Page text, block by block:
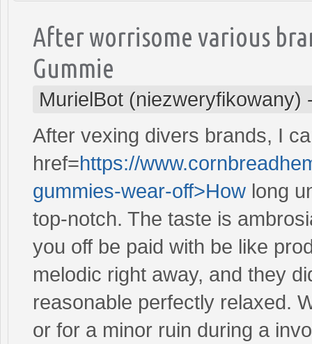
After worrisome various
Gummie
MurielBot (niezweryfikowany)
After vexing divers brands, I
href=https://
gummies-wear-off>How long
top-notch. The taste is
you off be paid with be like
melodic right away, and they
reasonable perfectly relaxed.
or for a minor ruin during a